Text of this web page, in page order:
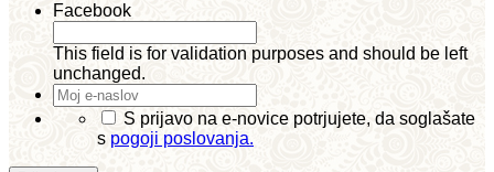
Facebook
This field is for validation purposes and should be left
unchanged.
Moj
e-
naslov*
S prijavo na e-novice potrjujete, da soglašate
s pogoji poslovanja.